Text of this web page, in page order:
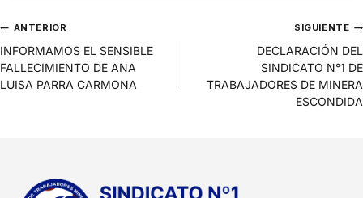
ANTERIOR
INFORMAMOS EL SENSIBLE
FALLECIMIENTO DE ANA
LUISA PARRA CARMONA
SIGUIENTE
DECLARACIÓN DEL
SINDICATO N°1 DE
TRABAJADORES DE MINERA
ESCONDIDA